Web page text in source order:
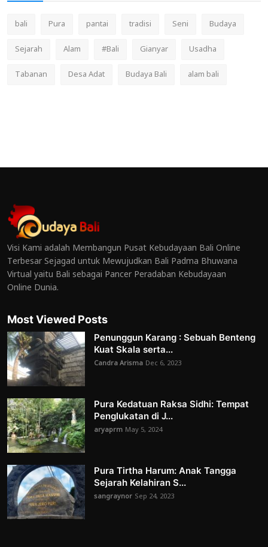
bali Pura pantai tradisi Seni
Budaya
Sejarah
Alam #Bali Gianyar
Usadha
Tabanan
Desa Adat Budaya Bali alam bali
Visi Kami adalah Membangun Pusat Kebudayaan Bali Online
Terbesar Sejagad untuk Mewujudkan Bali Padma Bhuwana
Virtual yaitu Bali sebagai Pancer Peradaban Kebudayaan
Online Dunia.
Most Viewed Posts
Penunggun Karang : Sebuah Benteng
Kuat Skala serta...
Candra Arisma Dec 6, 2023
Pura Kedatuan Raksa Sidhi: Tempat
Penglukatan di J...
aryaprm May 5, 2024
Pura Tirtha Harum: Anak Tangga
Sejarah Kelahiran S...
sangraynor Sep 24, 2023